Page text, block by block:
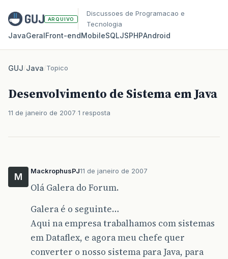
ARQUIVO
Discussoes de Programacao e
Tecnologia
JavaGeralFront‑endMobileSQLJSPHPAndroid
GUJ/Java/Topico
Desenvolvimento de Sistema em Java
11 de janeiro de 2007 1 resposta
M
MackrophusPJ11 de janeiro de 2007
Olá Galera do Forum.
Galera é o seguinte…
Aqui na empresa trabalhamos com sistemas
em Dataflex, e agora meu chefe quer
converter o nosso sistema para Java, para